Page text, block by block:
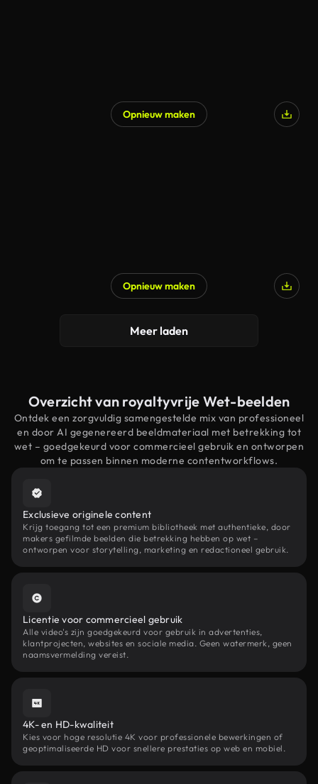
Opnieuw maken
Opnieuw maken
Meer laden
Overzicht van royaltyvrije Wet-beelden
Ontdek een zorgvuldig samengestelde mix van professioneel
en door AI gegenereerd beeldmateriaal met betrekking tot
wet – goedgekeurd voor commercieel gebruik en ontworpen
om te passen binnen moderne contentworkflows.
Exclusieve originele content
Krijg toegang tot een premium bibliotheek met authentieke, door
makers gefilmde beelden die betrekking hebben op wet –
ontworpen voor storytelling, marketing en redactioneel gebruik.
Licentie voor commercieel gebruik
Alle video's zijn goedgekeurd voor gebruik in advertenties,
klantprojecten, websites en sociale media. Geen watermerk, geen
naamsvermelding vereist.
4K- en HD-kwaliteit
Kies voor hoge resolutie 4K voor professionele bewerkingen of
geoptimaliseerde HD voor snellere prestaties op web en mobiel.